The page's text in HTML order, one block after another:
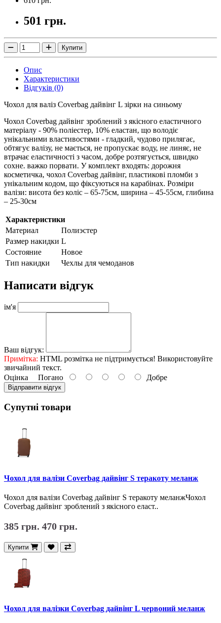
501 грн.
Купити
Опис
Характеристики
Відгуків (0)
Чохол для валіз Coverbag дайвінг L зірки на синьому
Чохол Coverbag дайвінг зроблений з якісного еластичного
матеріалу - 90% поліестер, 10% еластан, що володіє
унікальними властивостями - гладкий, чудово прилягає,
обтягує валізу, не мається, не пропускає воду, не линяє, не
втрачає еластичності з часом, добре розтягується, швидко
сохне. важко порвати. У комплект входять: дорожня
косметичка, чохол Coverbag дайвінг, пластикові пломби з
унікальним кодом, що фіксуються на карабінах. Розміри
валізи: висота без коліс – 65-75см, ширина – 45-55см, глибина
– 25-30см
Характеристики
Материал
Полиэстер
Размер накидки L
Состояние
Новое
Тип накидки
Чехлы для чемоданов
Написати відгук
ім'я
Ваш відгук:
Примітка: HTML розмітка не підтримується! Використовуйте
звичайний текст.
Оцінка Погано Добре
Відправити відгук
Супутні товари
Чохол для валізи Coverbag дайвінг S теракоту меланж
Чохол для валізи Coverbag дайвінг S теракоту меланжЧохол
Coverbag дайвінг зроблений з якісного еласт..
385 грн. 470 грн.
Купити
Чохол для валізки Coverbag дайвінг L червоний меланж